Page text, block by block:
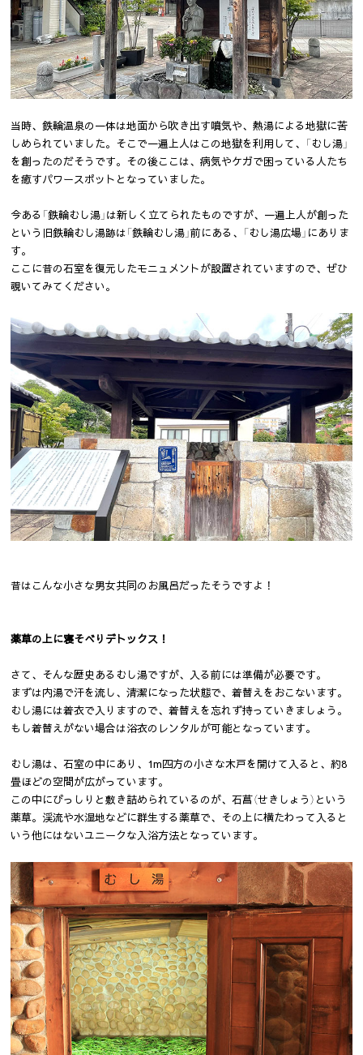
当時、鉄輪温泉の一体は地面から吹き出す噴気や、熱湯による地獄に苦
しめられていました。そこで一遍上人はこの地獄を利用して、「むし湯」
を創ったのだそうです。その後ここは、病気やケガで困っている人たち
を癒すパワースポットとなっていました。
今ある「鉄輪むし湯」は新しく立てられたものですが、一遍上人が創った
という旧鉄輪むし湯跡は「鉄輪むし湯」前にある、「むし湯広場」にありま
す。
ここに昔の石室を復元したモニュメントが設置されていますので、ぜひ
覗いてみてください。
昔はこんな小さな男女共同のお風呂だったそうですよ！
薬草の上に寝そべりデトックス！
さて、そんな歴史あるむし湯ですが、入る前には準備が必要です。
まずは内湯で汗を流し、清潔になった状態で、着替えをおこないます。
むし湯には着衣で入りますので、着替えを忘れず持っていきましょう。
もし着替えがない場合は浴衣のレンタルが可能となっています。
むし湯は、石室の中にあり、1m四方の小さな木戸を開けて入ると、約8
畳ほどの空間が広がっています。
この中にびっしりと敷き詰められているのが、石菖（せきしょう）という
薬草。渓流や水湿地などに群生する薬草で、その上に横たわって入ると
いう他にはないユニークな入浴方法となっています。